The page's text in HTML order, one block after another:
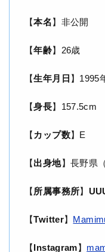
【本名】非公開
【年齢】26歳
【生年月日 】1995
【身長】157.5cm
【 カップ数】E
【出身地】長野県
【所属事務所】
【Twitter】
【Instagram】